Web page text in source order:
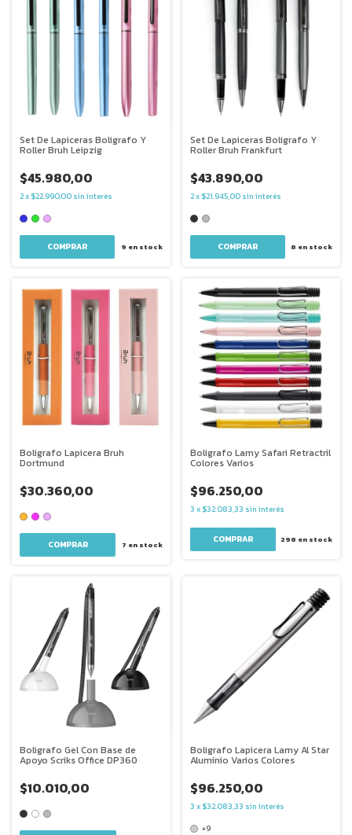
Set De Lapiceras Boligrafo Y
Roller Bruh Leipzig
$45.980,00
2x $22.990,00 sin interés
COMPRAR 9 en stock
Set De Lapiceras Boligrafo Y
Roller Bruh Frankfurt
$43.890,00
2x $21.945,00 sin interés
COMPRAR 8 en stock
Boligrafo Lapicera Bruh
Dortmund
$30.360,00
COMPRAR 7 en stock
Boligrafo Lamy Safari Retractril
Colores Varios
$96.250,00
3 x $32.083,33 sin interés
298 en stock
Boligrafo Gel Con Base de
Apoyo Scriks Office DP360
$10.010,00
Boligrafo Lapicera Lamy Al Star
Aluminio Varios Colores
$96.250,00
3 x $32.083,33 sin interés
+9